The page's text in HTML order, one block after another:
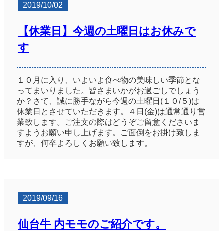
2019/10/02
【休業日】今週の土曜日はお休みで
す
１０月に入り、いよいよ食べ物の美味しい季節とな
ってまいりました。皆さまいかがお過ごしでしょう
か？さて、誠に勝手ながら今週の土曜日(１０/５)は
休業日とさせていただきます。４日(金)は通常通り営
業致します。ご注文の際はどうぞご留意くださいま
すようお願い申し上げます。ご面倒をお掛け致しま
すが、何卒よろしくお願い致します。
2019/09/16
仙台牛 内モモのご紹介です。